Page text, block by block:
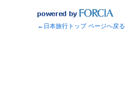
←日本旅行トップ ページへ戻る